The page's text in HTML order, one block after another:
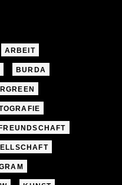
ARBEIT
BURDA
FREUNDSCHAFT